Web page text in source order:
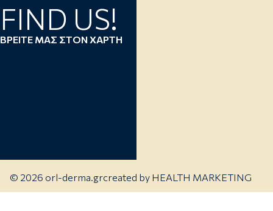
FIND US!
ΒΡΕΙΤΕ ΜΑΣ ΣΤΟΝ ΧΑΡΤΗ
© 2026 orl-derma.grcreated by HEALTH MARKETING